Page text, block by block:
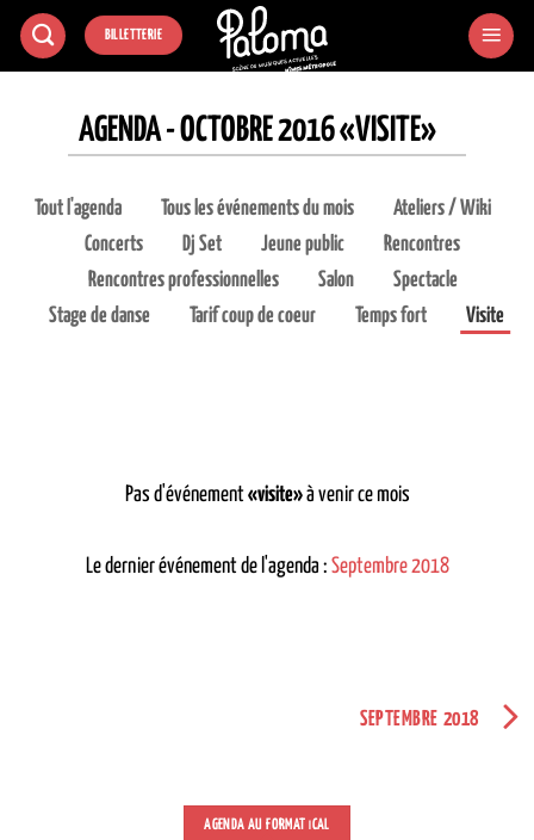
Passer
BILLETTERIE
AGENDA - OCTOBRE 2016 «VISITE»
Tout l'agenda Tous les événements du mois
Ateliers / Wiki
Concerts
Dj Set Jeune public
Rencontres
Rencontres professionnelles
Salon
Spectacle
Stage de danse
Tarif coup de coeur Temps fort Visite
Pas d'événement«visite»à venir ce mois
Le dernier événement de l'agenda : Septembre 2018
SEPTEMBRE 2018
AGENDA AU FORMAT CAL